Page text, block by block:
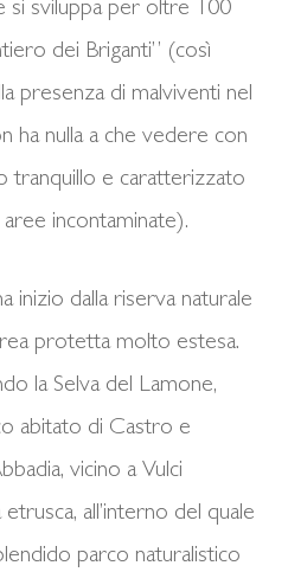
si sviluppa per oltre 100
dei Briganti” (così
presenza di malviventi nel
ha nulla a che vedere con
tranquillo e caratterizzato
incontaminate).
inizio dalla riserva naturale
protetta molto estesa.
la Selva del Lamone,
abitato di Castro e
vicino a Vulci
all’interno del quale
parco naturalistico